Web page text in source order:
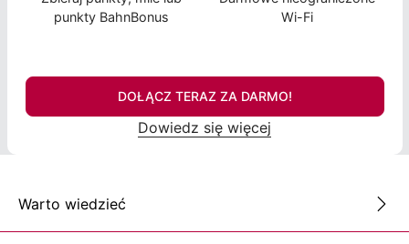
punkty BahnBonus
Wi-Fi
DOŁĄCZ TERAZ ZA DARMO!
Dowiedz się więcej
Warto wiedzieć